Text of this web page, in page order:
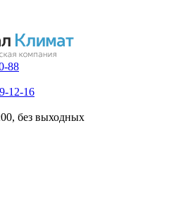
88
12-16
без выходных